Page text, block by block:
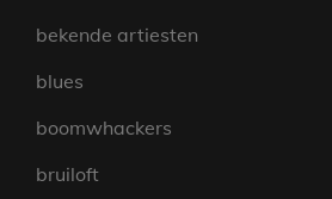
bekende artiesten
blues
boomwhackers
bruiloft